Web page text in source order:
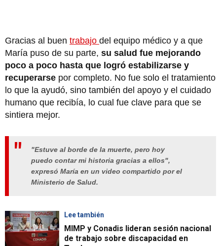
Gracias al buen trabajo del equipo médico y a que
María puso de su parte, su salud fue mejorando
poco a poco hasta que logró estabilizarse y
recuperarse por completo. No fue solo el tratamiento
lo que la ayudó, sino también del apoyo y el cuidado
humano que recibía, lo cual fue clave para que se
sintiera mejor.
"Estuve al borde de la muerte, pero hoy
puedo contar mi historia gracias a ellos",
expresó María en un video compartido por el
Ministerio de Salud.
Lee también
MIMP y Conadis lideran sesión nacional
de trabajo sobre discapacidad en